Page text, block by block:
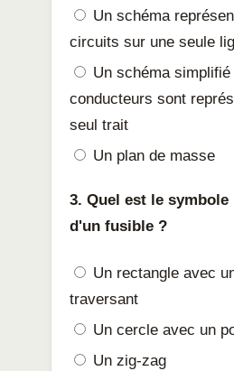
Un schéma
circuits sur une seule
Un schéma
conducteurs sont
seul trait
Un plan de masse
3. Quel est le
d'un fusible ?
Un rectangle avec
traversant
Un cercle avec un
Un zig-zag